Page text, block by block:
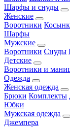
Шарфы и снуды
Женские
Воротники
Шарфы
Мужские
Воротники Снуды
Детские
Воротники и
Одежда
Женская одежда
Брюки Комплекты
Юбки
Мужская одежда
Джемпера